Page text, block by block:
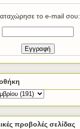
το e-mail σου:
προβολές σελίδας